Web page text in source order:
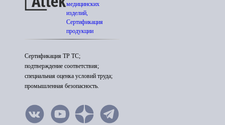
медицинских
изделий,
Сертификация
продукции
Сертификация ТР ТС;
подтверждение соответствия;
специальная оценка условий труда;
промышленная безопасность.